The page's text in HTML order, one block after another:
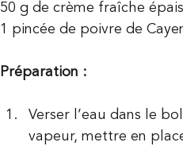
50 g de crème fraîche
1 pincée de poivre de
Préparation :
Verser l’eau dans le
vapeur, mettre en